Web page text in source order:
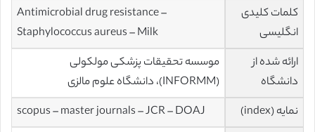
کلمات کلیدی
انگلیسی
Antimicrobial drug resistance –
Staphylococcus aureus – Milk
ارائه شده از
دانشگاه
موسسه تحقیقات پزشکی مولکولی
(INFORMM)، دانشگاه علوم مالزی
نمایه (index)
scopus – master journals – JCR – DOAJ